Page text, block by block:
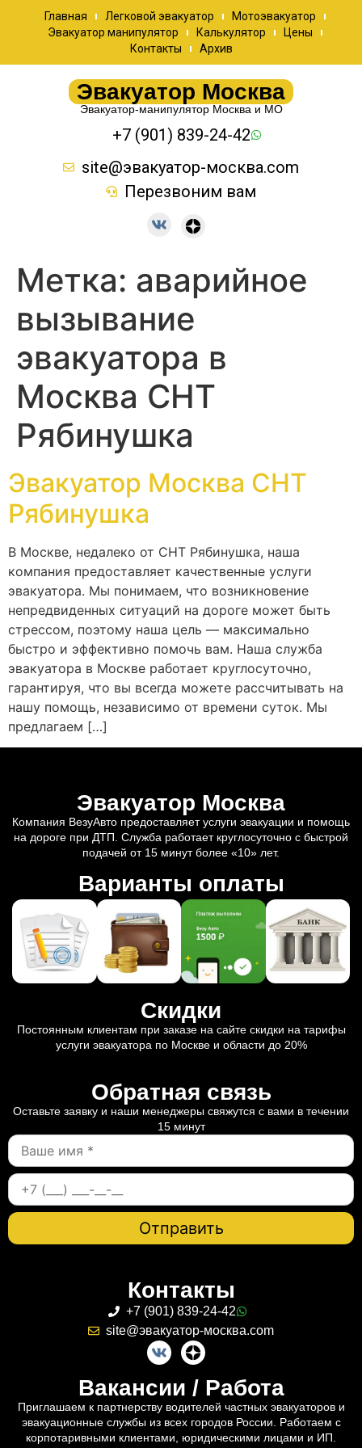
Главная Легковой эвакуатор
Мотоэвакуатор
Эвакуатор манипулятор
Калькулятор
Цены
Контакты
Архив
Эвакуатор Москва
Эвакуатор-манипулятор Москва и МО
+7 (901) 839-24-42
site@эвакуатор-москва.com
Перезвоним вам
Метка: аварийное
вызывание
эвакуатора в
Москва СНТ
Рябинушка
Эвакуатор Москва СНТ
Рябинушка
В Москве, недалеко от СНТ Рябинушка, наша
компания предоставляет качественные услуги
эвакуатора. Мы понимаем, что возникновение
непредвиденных ситуаций на дороге может быть
стрессом, поэтому наша цель — максимально
быстро и эффективно помочь вам. Наша служба
эвакуатора в Москве работает круглосуточно,
гарантируя, что вы всегда можете рассчитывать на
нашу помощь, независимо от времени суток. Мы
предлагаем […]
Эвакуатор Москва
Компания ВезуАвто предоставляет услуги эвакуации и помощь
на дороге при ДТП. Служба работает круглосуточно с быстрой
подачей от 15 минут более «10» лет.
Варианты оплаты
Скидки
Постоянным клиентам при заказе на сайте скидки на тарифы
услуги эвакуатора по Москве и области до 20%
Обратная связь
Оставьте заявку и наши менеджеры свяжутся с вами в течении
15 минут
Контакты
+7 (901) 839-24-42
site@эвакуатор-москва.com
Вакансии / Работа
Приглашаем к партнерству водителей частных эвакуаторов и
эвакуационные службы из всех городов России. Работаем с
корпотаривными клиентами, юридическими лицами и ИП.